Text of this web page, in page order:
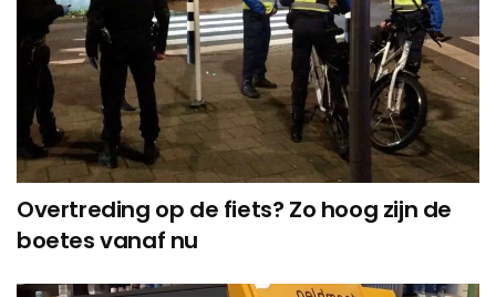
Overtreding op de fiets? Zo hoog zijn de
boetes vanaf nu